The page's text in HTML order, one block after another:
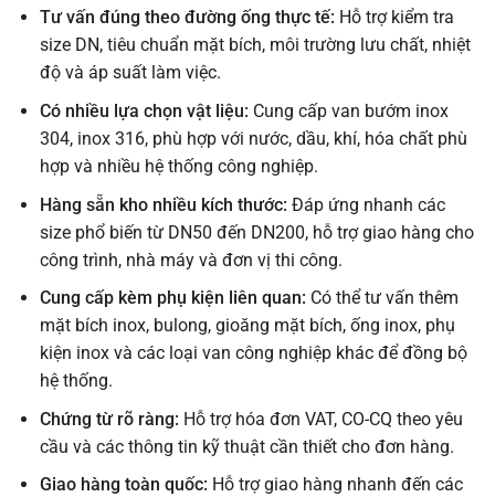
Tư vấn đúng theo đường ống thực tế: Hỗ trợ kiểm tra
size DN, tiêu chuẩn mặt bích, môi trường lưu chất, nhiệt
độ và áp suất làm việc.
Có nhiều lựa chọn vật liệu: Cung cấp van bướm inox
304, inox 316, phù hợp với nước, dầu, khí, hóa chất phù
hợp và nhiều hệ thống công nghiệp.
Hàng sẵn kho nhiều kích thước: Đáp ứng nhanh các
size phổ biến từ DN50 đến DN200, hỗ trợ giao hàng cho
công trình, nhà máy và đơn vị thi công.
Cung cấp kèm phụ kiện liên quan: Có thể tư vấn thêm
mặt bích inox, bulong, gioăng mặt bích, ống inox, phụ
kiện inox và các loại van công nghiệp khác để đồng bộ
hệ thống.
Chứng từ rõ ràng: Hỗ trợ hóa đơn VAT, CO-CQ theo yêu
cầu và các thông tin kỹ thuật cần thiết cho đơn hàng.
Giao hàng toàn quốc: Hỗ trợ giao hàng nhanh đến các